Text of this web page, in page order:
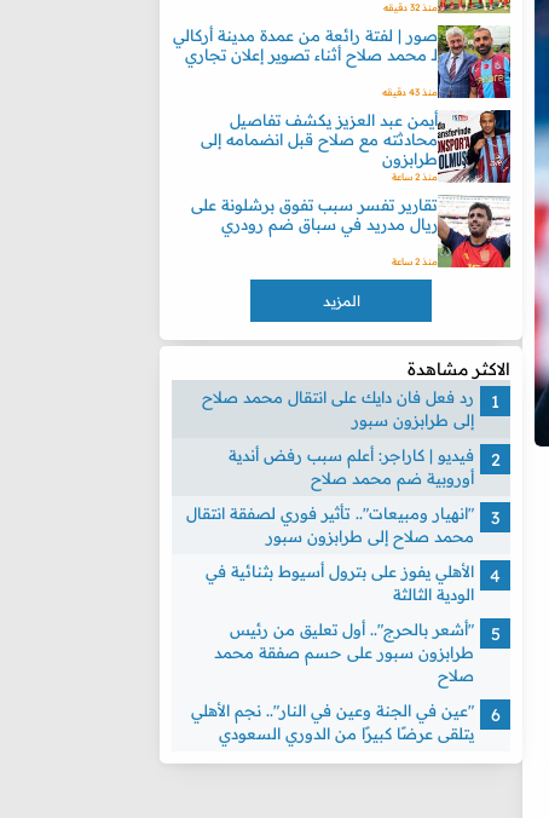
منذ 32 دقيقه
صور | لفتة رائعة من عمدة مدينة أركالي
لـ محمد صلاح أثناء تصوير إعلان تجاري
منذ 43 دقيقه
أيمن عبد العزيز يكشف تفاصيل
محادثته مع صلاح قبل انضمامه إلى
طرابزون
منذ 2 ساعة
تقارير تفسر سبب تفوق برشلونة على
ريال مدريد في سباق ضم رودري
منذ 2 ساعة
المزيد
الاكثر مشاهدة
رد فعل فان دايك على انتقال محمد صلاح
إلى طرابزون سبور
فيديو | كاراجر: أعلم سبب رفض أندية
أوروبية ضم محمد صلاح
"انهيار ومبيعات".. تأثير فوري لصفقة انتقال
محمد صلاح إلى طرابزون سبور
الأهلي يفوز على بترول أسيوط بثنائية في
الودية الثالثة
"أشعر بالحرج".. أول تعليق من رئيس
طرابزون سبور على حسم صفقة محمد
صلاح
"عين في الجنة وعين في النار".. نجم الأهلي
يتلقى عرضًا كبيرًا من الدوري السعودي